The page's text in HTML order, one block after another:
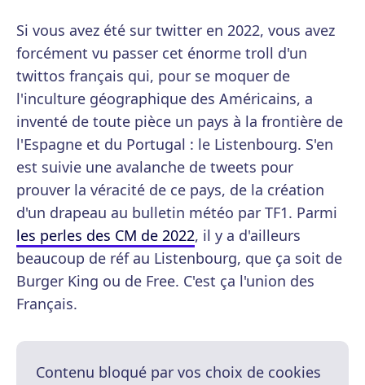
Si vous avez été sur twitter en 2022, vous avez
forcément vu passer cet énorme troll d'un
twittos français qui, pour se moquer de
l'inculture géographique des Américains, a
inventé de toute pièce un pays à la frontière de
l'Espagne et du Portugal : le Listenbourg. S'en
est suivie une avalanche de tweets pour
prouver la véracité de ce pays, de la création
d'un drapeau au bulletin météo par TF1. Parmi
les perles des CM de 2022, il y a d'ailleurs
beaucoup de réf au Listenbourg, que ça soit de
Burger King ou de Free. C'est ça l'union des
Français.
Contenu bloqué par vos choix de cookies